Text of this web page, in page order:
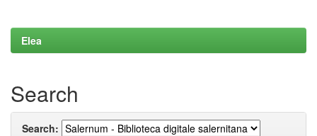
Elea
Search
Search: